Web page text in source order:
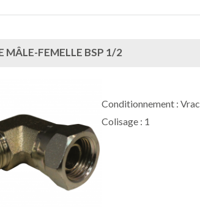
MÂLE-FEMELLE BSP 1/2
Conditionnement : Vrac
Colisage : 1